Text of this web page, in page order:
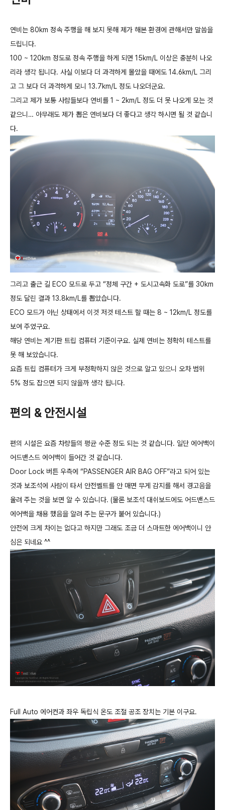
연비는 80km 정속 주행을 해 보지 못해 제가 해본 환경에 관해서만 말씀을
드립니다.
100 ~ 120km 정도로 정속 주행을 하게 되면 15km/L 이상은 충분히 나오
리라 생각 됩니다. 사실 이보다 더 과격하게 몰았을 때에도 14.6km/L 그리
고 그 보다 더 과격하게 모니 13.7km/L 정도 나오더군요.
그리고 제가 보통 사람들보다 연비를 1 ~ 2km/L 정도 더 못 나오게 모는 것
같으니… 아무래도 제가 뽑은 연비보다 더 좋다고 생각 하시면 될 것 같습니
다.
그리고 출근 길 ECO 모드로 두고 “정체 구간 + 도시고속화 도로”를 30km
정도 달린 결과 13.8km/L를 뽑았습니다.
ECO 모드가 아닌 상태에서 이것 저것 테스트 할 때는 8 ~ 12km/L 정도를
보여 주었구요.
해당 연비는 계기판 트립 컴퓨터 기준이구요. 실제 연비는 정확히 테스트를
못 해 보았습니다.
요즘 트립 컴퓨터가 크게 부정확하지 않은 것으로 알고 있으니 오차 범위
5% 정도 잡으면 되지 않을까 생각 됩니다.
편의 & 안전시설
편의 시설은 요즘 차량들의 평균 수준 정도 되는 것 같습니다. 일단 에어백이
어드밴스드 에어백이 들어간 것 같습니다.
Door Lock 버튼 우측에 “PASSENGER AIR BAG OFF”라고 되어 있는
것과 보조석에 사람이 타서 안전벨트를 안 매면 무게 감지를 해서 경고음을
울려 주는 것을 보면 알 수 있습니다. (물론 보조석 대쉬보드에도 어드밴스드
에어백을 채용 했음을 알려 주는 문구가 붙어 있습니다.)
안전에 크게 차이는 없다고 하지만 그래도 조금 더 스마트한 에어백이니 안
심은 되네요 ^^
Full Auto 에어컨과 좌우 독립식 온도 조절 공조 장치는 기본 이구요.